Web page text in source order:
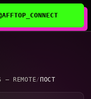
— REMOTE/ ПОСТ